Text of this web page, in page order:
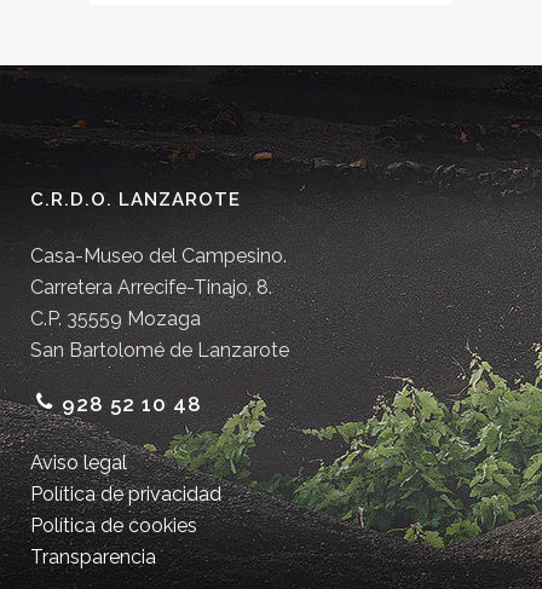
C.R.D.O. LANZAROTE
Casa-Museo del Campesino.
Carretera Arrecife-Tinajo, 8.
C.P. 35559 Mozaga
San Bartolomé de Lanzarote
928 52 10 48
Aviso legal
Política de privacidad
Política de cookies
Transparencia